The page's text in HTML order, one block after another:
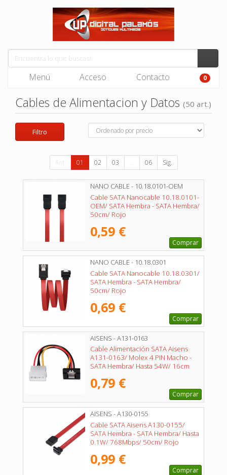
Menú Acceso Contacto 0
Cables de Alimentacion y Datos (50 art.)
Filtro
Ant. 01 02 03 ... 06 Sig.
NANO CABLE - 10.18.0101-OEM
Cable SATA Nanocable 10.18.0101-
OEM/ SATA Hembra - SATA Hembra/
50cm/ Rojo
0,59 €
Comprar
NANO CABLE - 10.18.0301
Cable SATA Nanocable 10.18.0301/
SATA Hembra - SATA Hembra/
50cm/ Rojo
0,69 €
Comprar
AISENS - A131-0163
Cable Alimentación SATA Aisens
A131-0163/ Molex 4 PIN Macho -
SATA Hembra/ Hasta 54W/ 16cm
0,79 €
Comprar
AISENS - A130-0155
Cable SATA Aisens A130-0155/
SATA Hembra - SATA Hembra/ Hasta
0.1W/ 768Mbps/ 50cm/ Rojo
0,99 €
Comprar